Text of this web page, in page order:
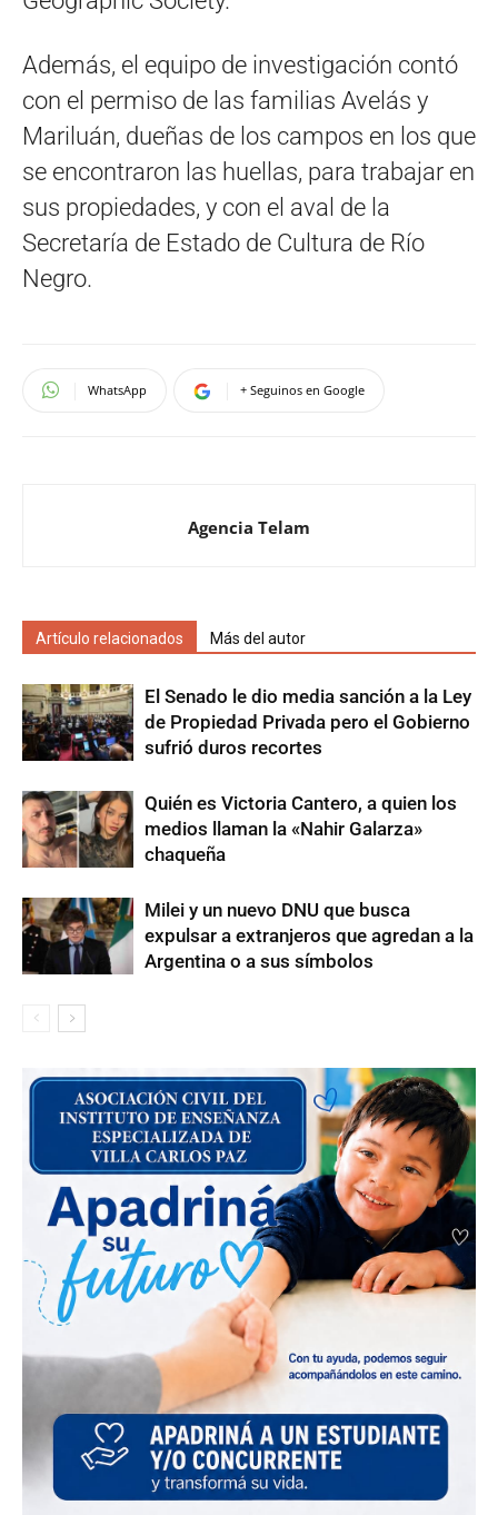
Además, el equipo de investigación contó
con el permiso de las familias Avelás y
Mariluán, dueñas de los campos en los que
se encontraron las huellas, para trabajar en
sus propiedades, y con el aval de la
Secretaría de Estado de Cultura de Río
Negro.
WhatsApp + Seguinos en Google
Agencia Telam
Artículo relacionados Más del autor
El Senado le dio media sanción a la Ley
de Propiedad Privada pero el Gobierno
sufrió duros recortes
Quién es Victoria Cantero, a quien los
medios llaman la «Nahir Galarza»
chaqueña
Milei y un nuevo DNU que busca
expulsar a extranjeros que agredan a la
Argentina o a sus símbolos